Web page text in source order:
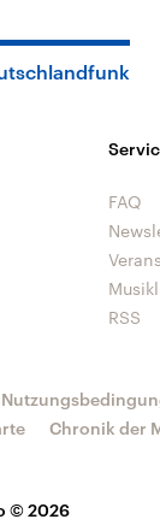
FAQ
RSS
© 2026
Chronik der